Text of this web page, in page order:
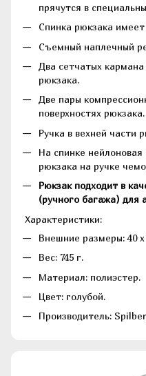
прячутся в
Спинка рюкзака
Съемный наплечный
Два сетчатых кармана
рюкзака.
Две пары
поверхностях рюкзака.
Ручка в вехней части
На спинке
рюкзака на ручке
Рюкзак подходит в
(ручного багажа) для
Характеристики:
Внешние размеры: 40 x
Вес: 745 г.
Материал: полиэстер.
Цвет: голубой.
Производитель: